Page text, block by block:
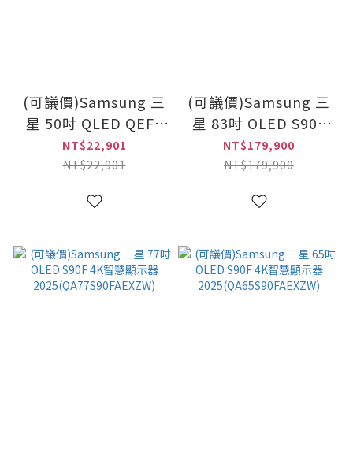
(可議價)Samsung 三
星 50吋 QLED QEF1
4K智慧顯示器
2025(QA50QEF1AXXZW)
NT$22,901
NT$22,901
(可議價)Samsung 三
星 83吋 OLED S90F
4K智慧顯示器
2025(QA83S90FAEXZW)
NT$179,900
NT$179,900